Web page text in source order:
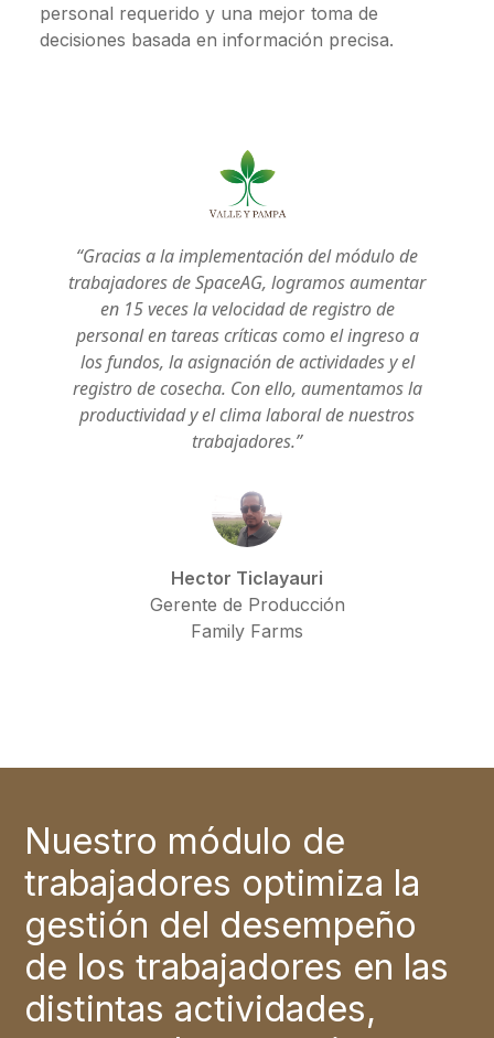
personal requerido y una mejor toma de
decisiones basada en información precisa.
“Gracias a la implementación del módulo de
trabajadores de SpaceAG, logramos aumentar
en 15 veces la velocidad de registro de
personal en tareas críticas como el ingreso a
los fundos, la asignación de actividades y el
registro de cosecha. Con ello, aumentamos la
productividad y el clima laboral de nuestros
trabajadores.”
Hector Ticlayauri
Gerente de Producción
Family Farms
Nuestro módulo de
trabajadores optimiza la
gestión del desempeño
de los trabajadores en las
distintas actividades,